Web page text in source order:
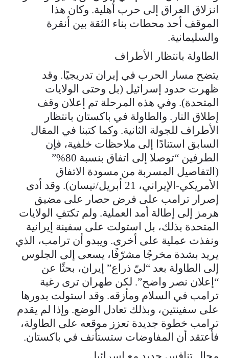
انزلاق العراق إلى حرب أهلية. وكان هذا
الموقف أحد محطات بناء الثقة بين أنقرة
والسليمانية.
الطاولة بانتظار الأطراف
يتضح مسار الحرب في إيران تدريجيًا. وقد
ظهرت حدود إسرائيل (بل وحتى الولايات
المتحدة). وفي هذه المرحلة تم إعلان وقف
إطلاق النار. والطاولة في باكستان بانتظار
الأطراف للجولة الثانية. وكما كتبنا في المقال
السابق استنادًا إلى ملاحظات خلفية، فإن
الطرفين “توصلا إلى اتفاق بنسبة 80%”
(التفاصيل المسربة من مسودة الاتفاق
الأمريكي-الإيراني، 21 أبريل/نيسان). وقد أدى
إصرار ترامب على فرض حصار على مضيق
هرمز إلى إطالة أمد العملية. ولم تكتفِ الولايات
المتحدة بذلك، بل استولت على سفينة إيرانية
ونفذت عملية على أخرى. ويبدو أن ترامب، الذي
يريد بشدة مخرجًا مشرّفًا، يسعى إلى الجلوس
إلى الطاولة بعد “ليّ ذراع” إيران، بحثًا عن
“إعلان نصر واضح”. لكن طهران ترى رغبة
ترامب في السلام ومأزقه. وقد استولت بدورها
على سفينتين، وبذلك تعادل الوضع. وإذا لم يقدم
ترامب خطوة جديدة تعزز موقعه على الطاولة،
فأعتقد أن المفاوضات ستستأنف في باكستان.
مجال تنافس جديد مع إسرائيل